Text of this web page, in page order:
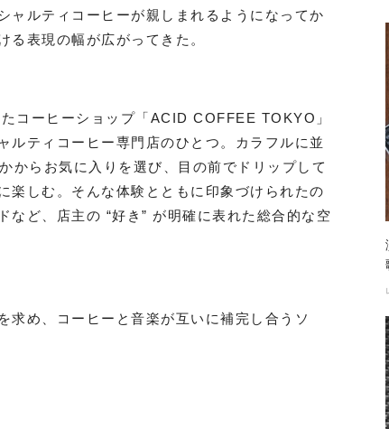
ャルティコーヒーが親しまれるようになってか
る表現の幅が広がってきた。
コーヒーショップ「ACID COFFEE TOKYO」
ルティコーヒー専門店のひとつ。カラフルに並
からお気に入りを選び、目の前でドリップして
楽しむ。そんな体験とともに印象づけられたの
ど、店主の “好き” が明確に表れた総合的な空
求め、コーヒーと音楽が互いに補完し合うソ